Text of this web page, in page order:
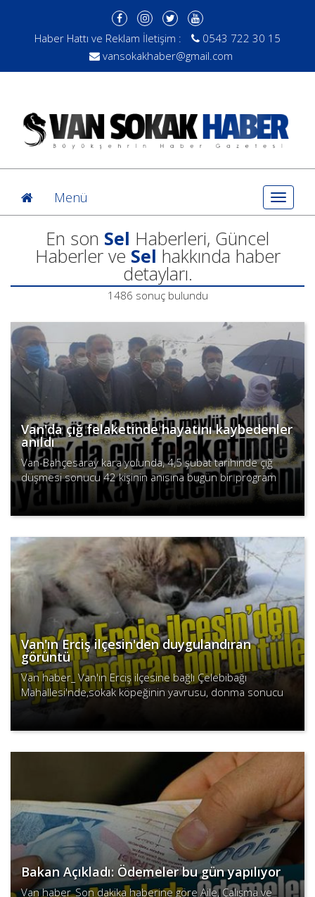
Haber Hattı ve Reklam İletişim :
0543 722 30 15
vansokakhaber@gmail.com
Toggle
Menü
En son Sel Haberleri, Güncel
Haberler ve Sel hakkında haber
detayları.
1486 sonuç bulundu
Van'da çığ felaketinde hayatını kaybedenler
anıldı
Van-Bahçesaray kara yolunda, 4,5 şubat tarihinde çığ
düşmesi sonucu 42 kişinin anısına bugün bir program
düzenlenerek andılar.
Devamını Oku
Van'ın Erciş ilçesin'den duygulandıran
görüntü
Van haber_ Van'ın Erciş ilçesine bağlı Çelebibağı
Mahallesi'nde,sokak köpeğinin yavrusu, donma sonucu
öldü. Köpek, saatlerce yavrusunun başında beklerken
Bakan Açıkladı: Ödemeler bu gün yapılıyor
Van haber_Son dakika haberine göre Aile, Çalışma ve